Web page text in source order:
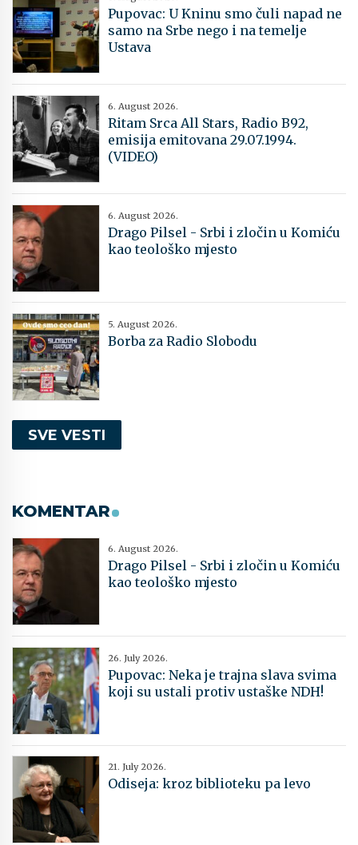
Pupovac: U Kninu smo čuli napad ne
samo na Srbe nego i na temelje
Ustava
6. August 2026.
Ritam Srca All Stars, Radio B92,
emisija emitovana 29.07.1994.
(VIDEO)
6. August 2026.
Drago Pilsel - Srbi i zločin u Komiću
kao teološko mjesto
5. August 2026.
Borba za Radio Slobodu
SVE VESTI
KOMENTAR
6. August 2026.
Drago Pilsel - Srbi i zločin u Komiću
kao teološko mjesto
26. July 2026.
Pupovac: Neka je trajna slava svima
koji su ustali protiv ustaške NDH!
21. July 2026.
Odiseja: kroz biblioteku pa levo